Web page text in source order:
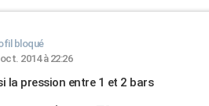
bloqué
2014 à 22:26
la pression entre 1 et 2 bars